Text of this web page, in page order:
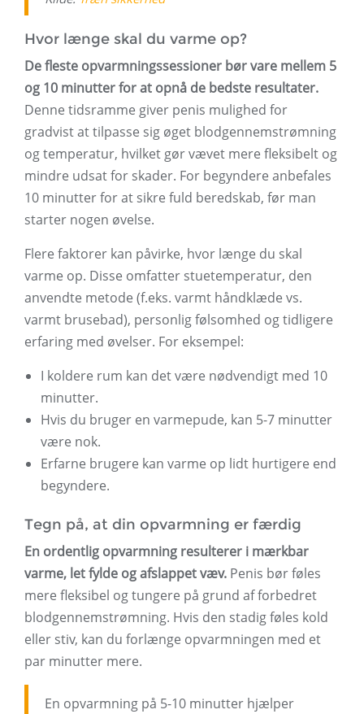
Hvor længe skal du varme op?
De fleste opvarmningssessioner bør vare mellem 5
og 10 minutter for at opnå de bedste resultater.
Denne tidsramme giver penis mulighed for
gradvist at tilpasse sig øget blodgennemstrømning
og temperatur, hvilket gør vævet mere fleksibelt og
mindre udsat for skader. For begyndere anbefales
10 minutter for at sikre fuld beredskab, før man
starter nogen øvelse.
Flere faktorer kan påvirke, hvor længe du skal
varme op. Disse omfatter stuetemperatur, den
anvendte metode (f.eks. varmt håndklæde vs.
varmt brusebad), personlig følsomhed og tidligere
erfaring med øvelser. For eksempel:
I koldere rum kan det være nødvendigt med 10
minutter.
Hvis du bruger en varmepude, kan 5-7 minutter
være nok.
Erfarne brugere kan varme op lidt hurtigere end
begyndere.
Tegn på, at din opvarmning er færdig
En ordentlig opvarmning resulterer i mærkbar
varme, let fylde og afslappet væv. Penis bør føles
mere fleksibel og tungere på grund af forbedret
blodgennemstrømning. Hvis den stadig føles kold
eller stiv, kan du forlænge opvarmningen med et
par minutter mere.
En opvarmning på 5-10 minutter hjælper